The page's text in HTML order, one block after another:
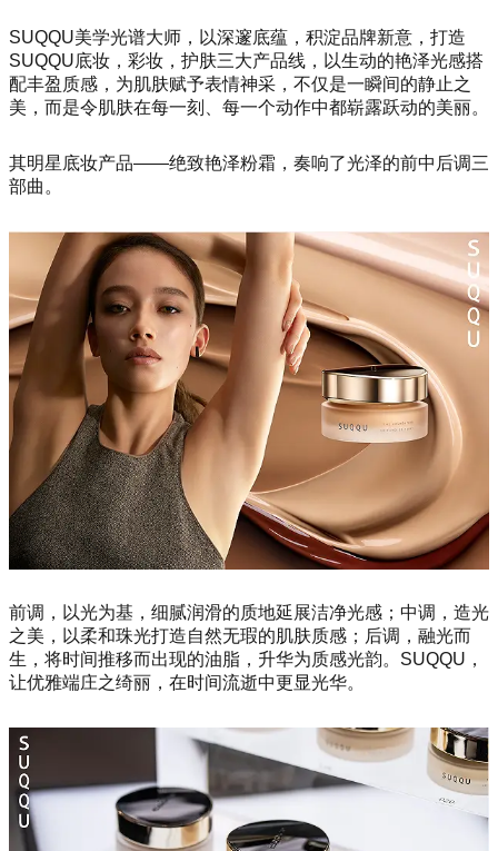
SUQQU美学光谱大师，以深邃底蕴，积淀品牌新意，打造
SUQQU底妆，彩妆，护肤三大产品线，以生动的艳泽光感搭
配丰盈质感，为肌肤赋予表情神采，不仅是一瞬间的静止之
美，而是令肌肤在每一刻、每一个动作中都崭露跃动的美丽。
其明星底妆产品——绝致艳泽粉霜，奏响了光泽的前中后调三
部曲。
前调，以光为基，细腻润滑的质地延展洁净光感；中调，造光
之美，以柔和珠光打造自然无瑕的肌肤质感；后调，融光而
生，将时间推移而出现的油脂，升华为质感光韵。SUQQU，
让优雅端庄之绮丽，在时间流逝中更显光华。